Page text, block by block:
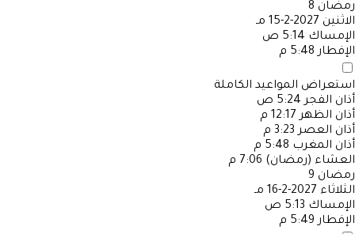
رمضان 8
الاثنين 2027-2-15 مـ
الإمساك 5:14 ص
الإفطار 5:48 م
استعراض المواعيد الكاملة
أذان الفجر 5:24 ص
أذان الظهر 12:17 م
أذان العصر 3:23 م
أذان المغرب 5:48 م
العشاء (رمضان) 7:06 م
رمضان 9
الثلاثاء 2027-2-16 مـ
الإمساك 5:13 ص
الإفطار 5:49 م